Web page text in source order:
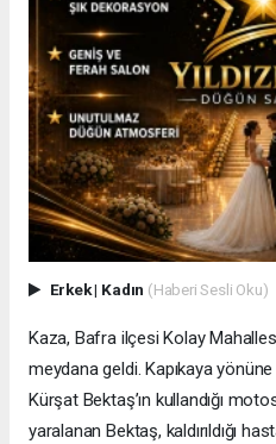
Erkek| Kadın (Haberi Sesli Oku)
Kaza, Bafra ilçesi Kolay
meydana geldi. Kapıkaya
Kürşat Bektaş’ın kullandığı
yaralanan Bektaş, kaldırıldığı